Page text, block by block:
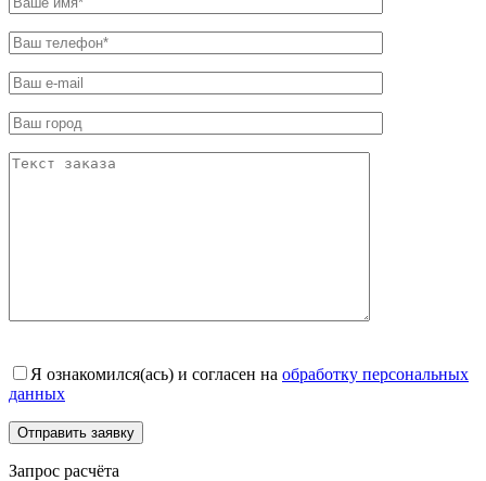
Я ознакомился(ась) и согласен на обработку персональных
данных
Запрос расчёта